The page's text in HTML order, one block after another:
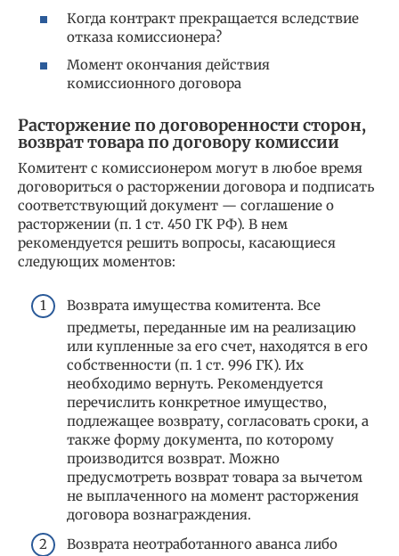
Когда контракт прекращается вследствие
отказа комиссионера?
Момент окончания действия
комиссионного договора
Расторжение по договоренности сторон,
возврат товара по договору комиссии
Комитент с комиссионером могут в любое время
договориться о расторжении договора и подписать
соответствующий документ — соглашение о
расторжении (п. 1 ст. 450 ГК РФ). В нем
рекомендуется решить вопросы, касающиеся
следующих моментов:
Возврата имущества комитента. Все
предметы, переданные им на реализацию
или купленные за его счет, находятся в его
собственности (п. 1 ст. 996 ГК). Их
необходимо вернуть. Рекомендуется
перечислить конкретное имущество,
подлежащее возврату, согласовать сроки, а
также форму документа, по которому
производится возврат. Можно
предусмотреть возврат товара за вычетом
не выплаченного на момент расторжения
договора вознаграждения.
Возврата неотработанного аванса либо